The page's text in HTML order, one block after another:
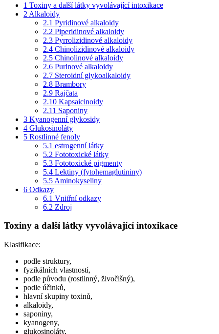
1 Toxiny a další látky vyvolávající intoxikace
2 Alkaloidy
2.1 Pyridinové alkaloidy
2.2 Piperidinové alkaloidy
2.3 Pyrrolizidinové alkaloidy
2.4 Chinolizidinové alkaloidy
2.5 Chinolinové alkaloidy
2.6 Purinové alkaloidy
2.7 Steroidní glykoalkaloidy
2.8 Brambory
2.9 Rajčata
2.10 Kapsaicinoidy
2.11 Saponiny
3 Kyanogenní glykosidy
4 Glukosinoláty
5 Rostlinné fenoly
5.1 estrogenní látky
5.2 Fototoxické látky
5.3 Fototoxické pigmenty
5.4 Lektiny (fytohemaglutininy)
5.5 Aminokyseliny
6 Odkazy
6.1 Vnitřní odkazy
6.2 Zdroj
Toxiny a další látky vyvolávající intoxikace
Klasifikace:
podle struktury,
fyzikálních vlastností,
podle původu (rostlinný, živočišný),
podle účinků,
hlavní skupiny toxinů,
alkaloidy,
saponiny,
kyanogeny,
glukosinoláty,